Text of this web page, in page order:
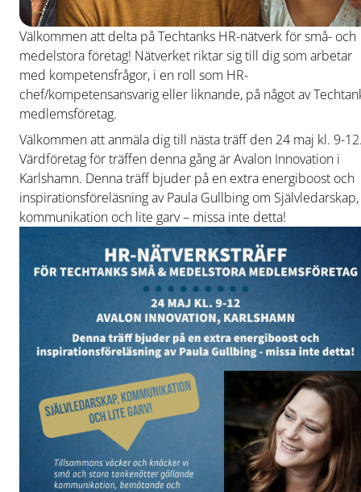
Välkommen att delta på Techtanks HR-nätverk för små- och
medelstora företag! Nätverket riktar sig till dig som arbetar
med kompetensfrågor, i en roll som HR-
chef/kompetensansvarig eller liknande, på något av
medlemsföretag.
Välkommen att anmäla dig till nästa träff den 24 maj kl. 9-
Värdföretag för träffen denna gång är Avalon Innovation i
Karlshamn. Denna träff bjuder på en extra energiboost och
inspirationsföreläsning av Paula Gullbing om Självledarskap,
kommunikation och lite garv – missa inte detta!